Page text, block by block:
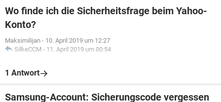
Wo finde ich die Sicherheitsfrage beim Yahoo-
Konto?
Maksimilijan - 10. April 2019 um 12:27
SilkeCCM - 11. April 2019 um 00:54
1 Antwort
Samsung-Account: Sicherungscode vergessen